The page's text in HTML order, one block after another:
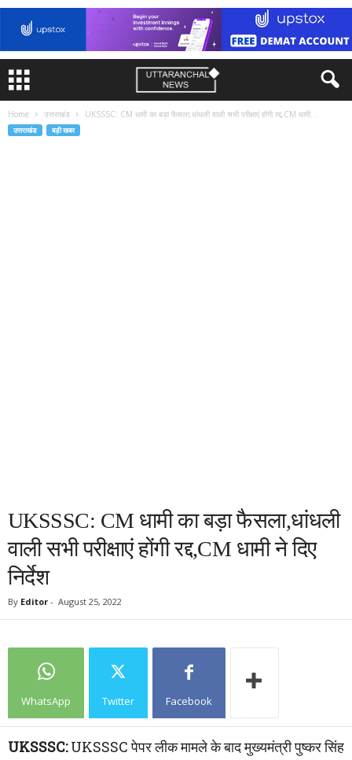
Home उत्तराखंड UKSSSC: CM धामी का बड़ा फैसला,धांधली वाली सभी परीक्षाएं होंगी रद्द,CM धामी...
उत्तराखंड बड़ी खबर
UKSSSC: CM धामी का बड़ा फैसला,धांधली
वाली सभी परीक्षाएं होंगी रद्द,CM धामी ने दिए
निर्देश
By Editor - August 25, 2022
WhatsApp Twitter Facebook
UKSSSC:UKSSSC पेपर लीक मामले के बाद मुख्यमंत्री पुष्कर सिंह